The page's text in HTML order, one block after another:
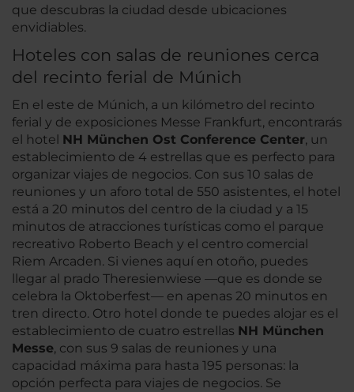
que descubras la ciudad desde ubicaciones
envidiables.
Hoteles con salas de reuniones cerca
del recinto ferial de Múnich
En el este de Múnich, a un kilómetro del recinto
ferial y de exposiciones Messe Frankfurt, encontrarás
el hotel NH München Ost Conference Center, un
establecimiento de 4 estrellas que es perfecto para
organizar viajes de negocios. Con sus 10 salas de
reuniones y un aforo total de 550 asistentes, el hotel
está a 20 minutos del centro de la ciudad y a 15
minutos de atracciones turísticas como el parque
recreativo Roberto Beach y el centro comercial
Riem Arcaden. Si vienes aquí en otoño, puedes
llegar al prado Theresienwiese —que es donde se
celebra la Oktoberfest— en apenas 20 minutos en
tren directo. Otro hotel donde te puedes alojar es el
establecimiento de cuatro estrellas NH München
Messe, con sus 9 salas de reuniones y una
capacidad máxima para hasta 195 personas: la
opción perfecta para viajes de negocios. Se